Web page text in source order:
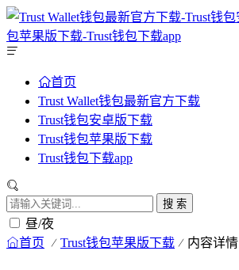
首页
Trust Wallet钱包最新官方下载
Trust钱包安卓版下载
Trust钱包苹果版下载
Trust钱包下载app
搜 索
昼/夜
首页 Trust钱包苹果版下载 内容详情